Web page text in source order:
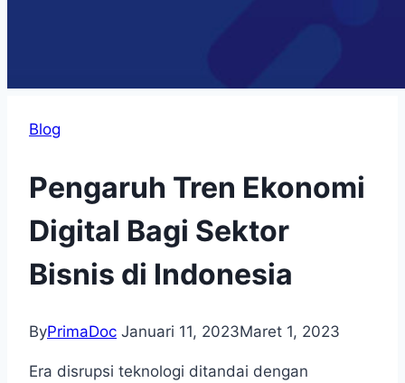
Blog
Pengaruh Tren Ekonomi
Digital Bagi Sektor
Bisnis di Indonesia
ByPrimaDoc Januari 11, 2023Maret 1, 2023
Era disrupsi teknologi ditandai dengan